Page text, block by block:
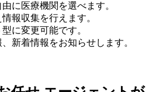
に医療機関を選べます。
報収集を行えます。
に変更可能です。
新着情報をお知らせします。